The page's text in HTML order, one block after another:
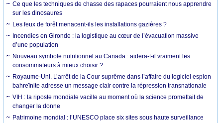
Ce que les techniques de chasse des rapaces pourraient nous apprendre
sur les dinosaures
Les feux de forêt menacent-ils les installations gazières ?
Incendies en Gironde : la logistique au cœur de l’évacuation massive
d’une population
Nouveau symbole nutritionnel au Canada : aidera-t-il vraiment les
consommateurs à mieux choisir ?
Royaume-Uni. L’arrêt de la Cour suprême dans l’affaire du logiciel espion
bahreïnite adresse un message clair contre la répression transnationale
VIH : la riposte mondiale vacille au moment où la science promettait de
changer la donne
Patrimoine mondial : l’UNESCO place six sites sous haute surveillance